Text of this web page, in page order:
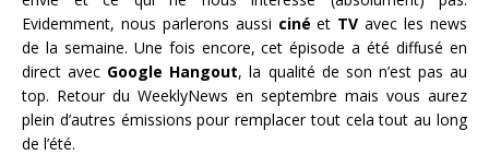
Evidemment, nous parlerons aussi ciné et TV avec les news
de la semaine. Une fois encore, cet épisode a été diffusé en
direct avec Google Hangout, la qualité de son n’est pas au
top. Retour du WeeklyNews en septembre mais vous aurez
plein d’autres émissions pour remplacer tout cela tout au long
de l’été.